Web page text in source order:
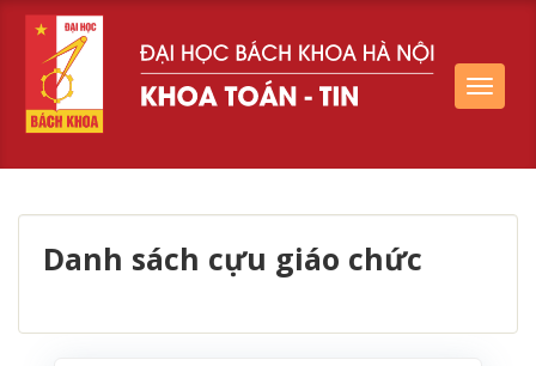
Toggle
Danh sách cựu giáo chức